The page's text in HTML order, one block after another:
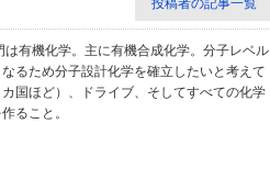
投稿者の記事一覧
有機化学。主に有機合成化学。分子レベル
るため分子設計化学を確立したいと考えて
国ほど）、ドライブ、そしてすべての化学
ること。